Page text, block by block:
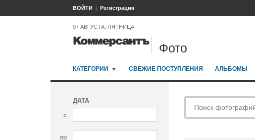
ВОЙТИ Регистрация
07 АВГУСТА, ПЯТНИЦА
Фото
КАТЕГОРИИ СВЕЖИЕ ПОСТУПЛЕНИЯ АЛЬБОМЫ
ДАТА
с
по